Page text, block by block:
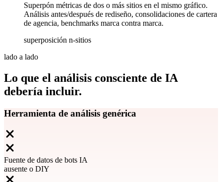
Superpón métricas de dos o más sitios en el mismo gráfico.
Análisis antes/después de rediseño, consolidaciones de cartera
de agencia, benchmarks marca contra marca.
superposición n-sitios
lado a lado
Lo que el análisis consciente de IA
debería incluir.
Herramienta de análisis genérica
Fuente de datos de bots IA
ausente o DIY